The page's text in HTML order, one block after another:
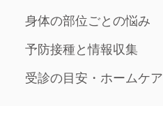
身体の部位ごとの悩み
予防接種と情報収集
受診の目安・ホームケア